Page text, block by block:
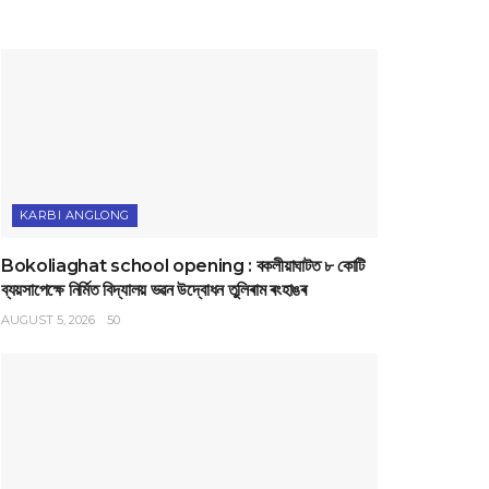
KARBI ANGLONG
Bokoliaghat school opening : বকলীয়াঘাটত ৮ কোটি
ব্যয়সাপেক্ষে নির্মিত বিদ্যালয় ভৱন উদ্বোধন তুলিৰাম ৰংহাঙৰ
AUGUST 5, 2026 50